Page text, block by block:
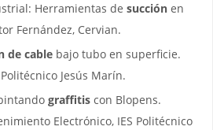
Herramientas desucción en
Fernández, Cervian.
de cable bajo tubo en superficie.
Jesús Marín.
graffitiscon Blopens.
Electrónico, IES Politécnico